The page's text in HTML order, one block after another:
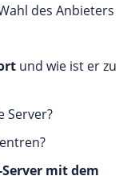
des Anbieters
und wie ist er zu
Server?
Server mit dem